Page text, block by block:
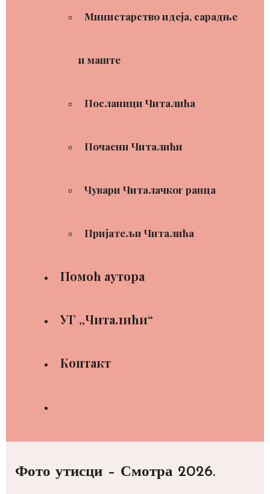
Министарство идеја, сарадње
и маште
Посланици Читалића
Почасни Читалићи
Чувари Читалачког ранца
Пријатељи Читалића
Помоћ аутора
УГ ,,Читалићи“
Контакт
Фото утисци – Смотра 2026.